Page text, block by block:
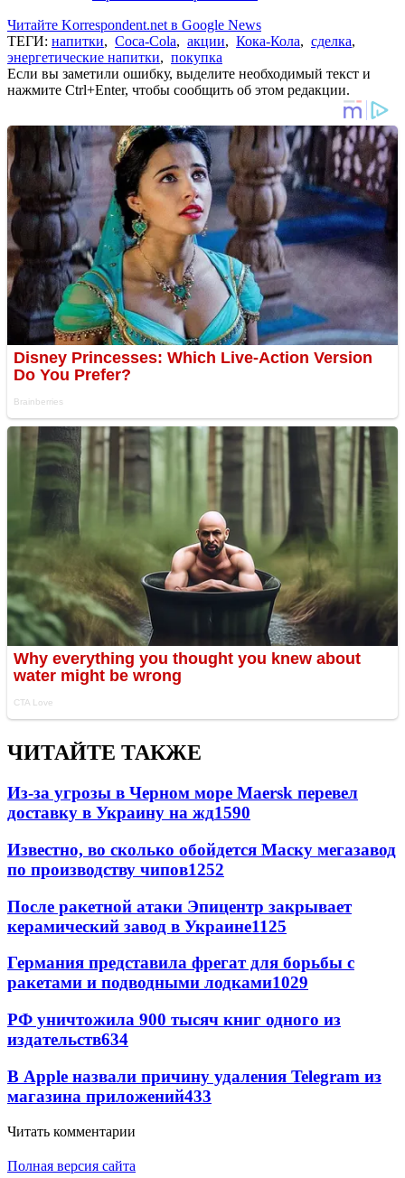
Читайте Korrespondent.net в Google News
ТЕГИ: напитки, Coca-Cola, акции, Кока-Кола, сделка,
энергетические напитки, покупка
Если вы заметили ошибку, выделите необходимый текст и
нажмите Ctrl+Enter, чтобы сообщить об этом редакции.
ЧИТАЙТЕ ТАКЖЕ
Из-за угрозы в Черном море Maersk перевел
доставку в Украину на жд1590
Известно, во сколько обойдется Маску мегазавод
по производству чипов1252
После ракетной атаки Эпицентр закрывает
керамический завод в Украине1125
Германия представила фрегат для борьбы с
ракетами и подводными лодками1029
РФ уничтожила 900 тысяч книг одного из
издательств634
В Apple назвали причину удаления Telegram из
магазина приложений433
Читать комментарии
Полная версия сайта